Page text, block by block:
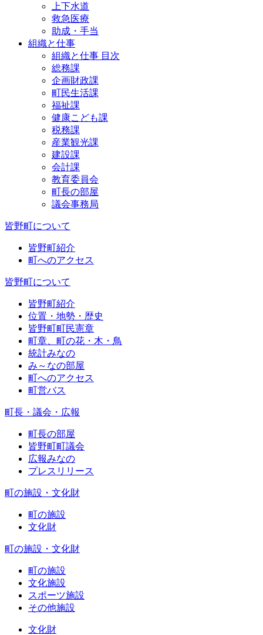
上下水道
救急医療
助成・手当
組織と仕事
組織と仕事 目次
総務課
企画財政課
町民生活課
福祉課
健康こども課
税務課
産業観光課
建設課
会計課
教育委員会
町長の部屋
議会事務局
皆野町について
皆野町紹介
町へのアクセス
皆野町について
皆野町紹介
位置・地勢・歴史
皆野町町民憲章
町章、町の花・木・鳥
統計みなの
み～なの部屋
町へのアクセス
町営バス
町長・議会・広報
町長の部屋
皆野町町議会
広報みなの
プレスリリース
町の施設・文化財
町の施設
文化財
町の施設・文化財
町の施設
文化施設
スポーツ施設
その他施設
文化財